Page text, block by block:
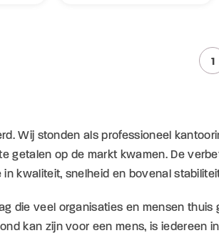
1
Wij stonden als professioneel
getalen op de markt kwamen. De
kwaliteit, snelheid en bovenal
die veel organisaties en mensen thuis
kan zijn voor een mens, is iedereen